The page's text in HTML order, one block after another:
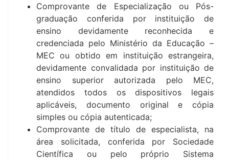
Comprovante de Especialização ou Pós-
graduação conferida por instituição de
ensino devidamente reconhecida e
credenciada pelo Ministério da Educação –
MEC ou obtido em instituição estrangeira,
devidamente convalidada por instituição de
ensino superior autorizada pelo MEC,
atendidos todos os dispositivos legais
aplicáveis, documento original e cópia
simples ou cópia autenticada;
Comprovante de título de especialista, na
área solicitada, conferida por Sociedade
Científica ou pelo próprio Sistema